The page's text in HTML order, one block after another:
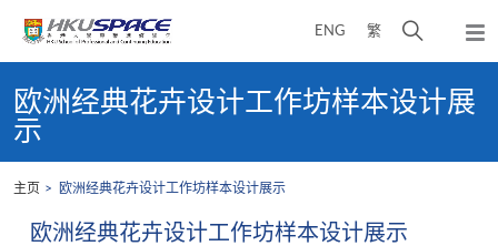
ENG 繁
开
搜
寻
面
弹
出
主
菜
content
start欧洲经典花卉设计工作坊样本设计展
示
主页 欧洲经典花卉设计工作坊样本设计展示
欧洲经典花卉设计工作坊样本设计展示